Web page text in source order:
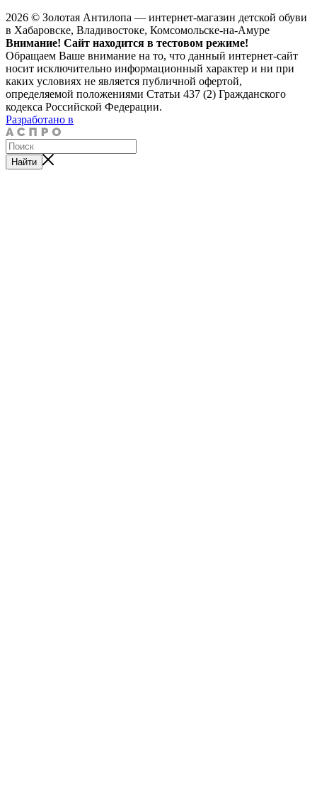
2026 © Золотая Антилопа — интернет-магазин детской обуви
в Хабаровске, Владивостоке, Комсомольске-на-Амуре
Внимание! Сайт находится в тестовом режиме!
Обращаем Ваше внимание на то, что данный интернет-сайт
носит исключительно информационный характер и ни при
каких условиях не является публичной офертой,
определяемой положениями Статьи 437 (2) Гражданского
кодекса Российской Федерации.
Разработано в
Найти